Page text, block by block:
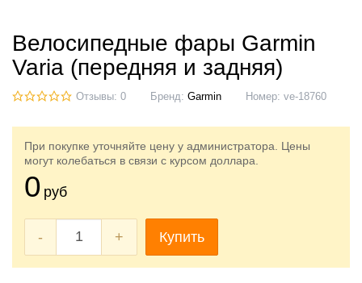
Велосипедные фары Garmin
Varia (передняя и задняя)
Отзывы: 0 Бренд: Garmin Номер: ve-18760
При покупке уточняйте цену у администратора. Цены
могут колебаться в связи с курсом доллара.
0 руб
- + Купить